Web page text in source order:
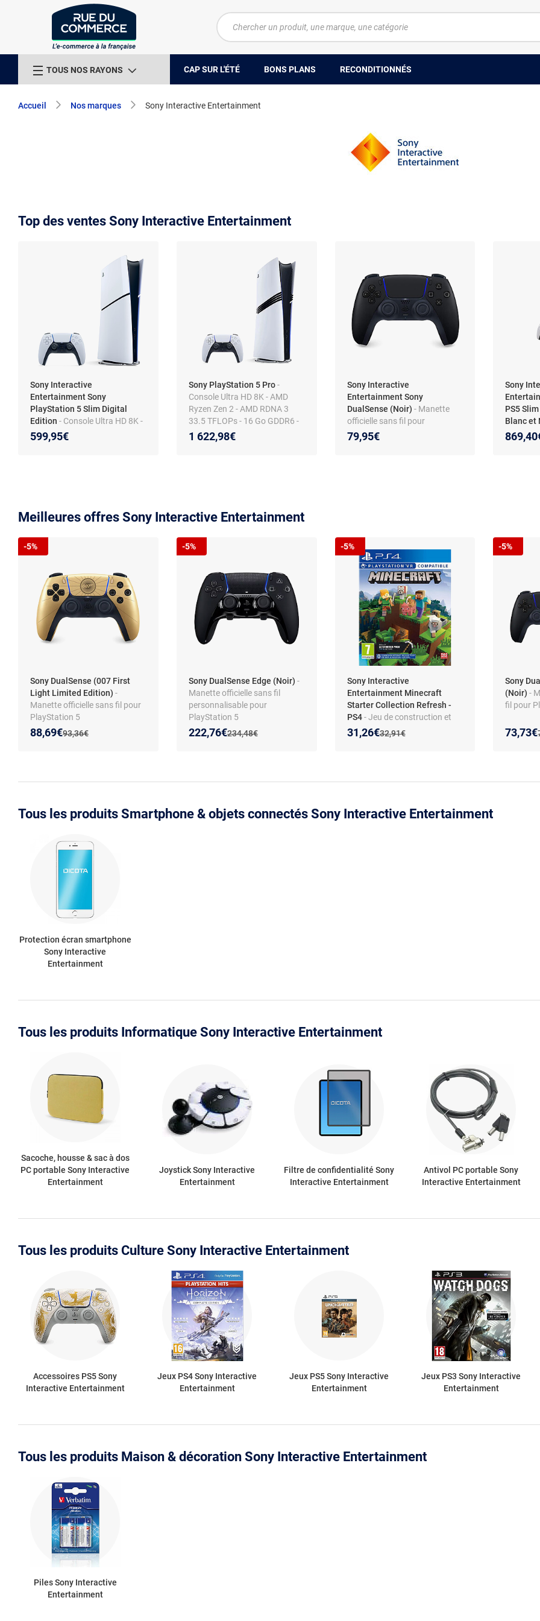
TOUS NOS RAYONS CAP SUR L'ÉTÉ BONS PLANS RECONDITIONNÉS
Accueil Nos marques Sony Interactive Entertainment
Top des ventes Sony Interactive Entertainment
Sony Interactive
Entertainment Sony
PlayStation 5 Slim Digital
Edition - Console Ultra HD 8K -
AMD Ryzen Zen 2 - AMD RDNA
2 10.3 TFLOPs - 16 Go GDDR6
599,95€
Sony PlayStation 5 Pro-
Console Ultra HD 8K - AMD
Ryzen Zen 2 - AMD RDNA 3
33.5 TFLOPs - 16 Go GDDR6 -
SSD 2 To - son 3D - manette
1 622,98€
Sony Interactive
Entertainment Sony
DualSense (Noir) - Manette
officielle sans fil pour
PlayStation 5
79,95€
Sony
PS5
Blanc et
PS5 Slim
Blanc et
Meilleures offres Sony Interactive Entertainment
Sony DualSense (007 First
Light Limited Edition) -
Manette officielle sans fil pour
PlayStation 5
Ancien prix :
93,36€
Nouveau prix :
88,69€
Réduction de :
-5%
Sony DualSense Edge (Noir) -
Manette officielle sans fil
personnalisable pour
PlayStation 5
Ancien prix :
234,48€
Nouveau prix :
222,76€
Réduction de :
-5%
Sony Interactive
Entertainment Minecraft
Starter Collection Refresh -
PS4- Jeu de construction et
aventure - Mode créatif et
survie - Multijoueur et
Ancien prix :
32,91€
Nouveau prix :
31,26€
Réduction de :
-5%
Sony
(Noir) -
fil pour
73,73€
-5%
Tous les produits Smartphone & objets connectés Sony Interactive Entertainment
Protection écran smartphone
Sony Interactive
Entertainment
Tous les produits Informatique Sony Interactive Entertainment
Sacoche, housse & sac à dos
PC portable Sony Interactive
Entertainment
Joystick Sony Interactive
Entertainment
Filtre de confidentialité Sony
Interactive Entertainment
Antivol PC portable Sony
Interactive Entertainment
Tous les produits Culture Sony Interactive Entertainment
Accessoires PS5 Sony
Interactive Entertainment
Jeux PS4 Sony Interactive
Entertainment
Jeux PS5 Sony Interactive
Entertainment
Jeux PS3 Sony Interactive
Entertainment
Tous les produits Maison & décoration Sony Interactive Entertainment
Piles Sony Interactive
Entertainment